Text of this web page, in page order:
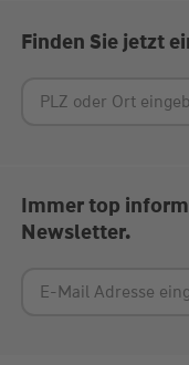
Finden Sie jetzt
Immer top
Newsletter.